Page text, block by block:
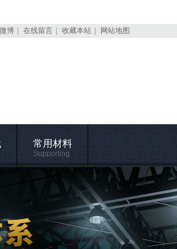
博 在线留言 收藏本站 网站地图
常用材料
Supporting